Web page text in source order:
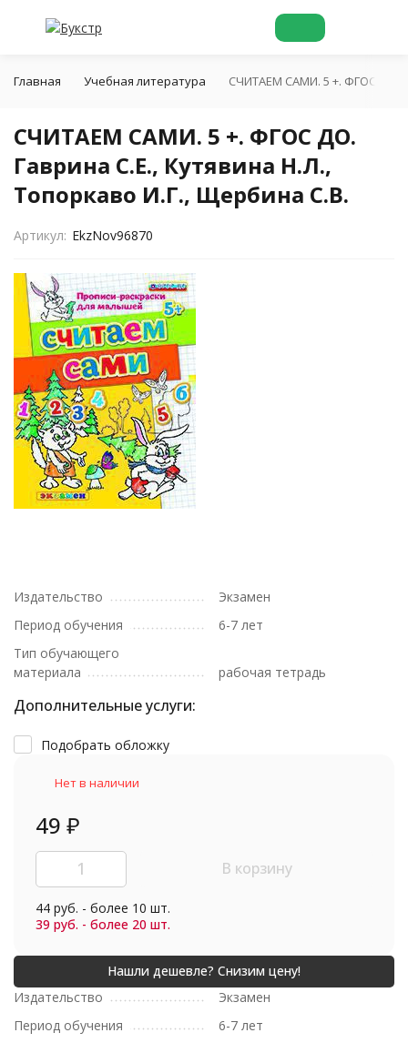
Главная Учебная литература СЧИТАЕМ САМИ. 5 +. ФГОС ДО.
СЧИТАЕМ САМИ. 5 +. ФГОС ДО.
Гаврина С.Е., Кутявина Н.Л.,
Топоркаво И.Г., Щербина С.В.
Артикул: EkzNov96870
Издательство
Экзамен
Период обучения
6-7 лет
Тип обучающего
материала
рабочая тетрадь
Дополнительные услуги:
Подобрать обложку
Нет в наличии
49 ₽
В корзину
44 руб. - более 10 шт.
39 руб. - более 20 шт.
Издательство
Экзамен
Период обучения
6-7 лет